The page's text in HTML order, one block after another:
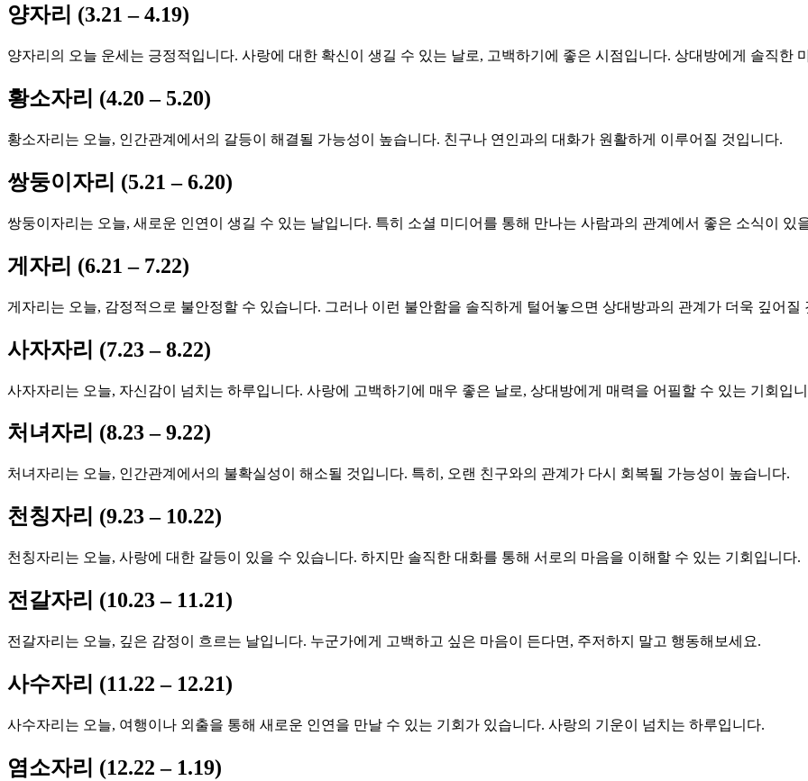
양자리 (3.21 – 4.19)
양자리의 오늘 운세는 긍정적입니다. 사랑에 대한 확신이 생길 수 있는 날로, 고백하기에 좋은 시점입니다. 상대방에게 솔직한
황소자리 (4.20 – 5.20)
황소자리는 오늘, 인간관계에서의 갈등이 해결될 가능성이 높습니다. 친구나 연인과의 대화가 원활하게 이루어질 것입니다.
쌍둥이자리 (5.21 – 6.20)
쌍둥이자리는 오늘, 새로운 인연이 생길 수 있는 날입니다. 특히 소셜 미디어를 통해 만나는 사람과의 관계에서 좋은 소식이 있
게자리 (6.21 – 7.22)
게자리는 오늘, 감정적으로 불안정할 수 있습니다. 그러나 이런 불안함을 솔직하게 털어놓으면 상대방과의 관계가 더욱 깊어질
사자자리 (7.23 – 8.22)
사자자리는 오늘, 자신감이 넘치는 하루입니다. 사랑에 고백하기에 매우 좋은 날로, 상대방에게 매력을 어필할 수 있는 기회입
처녀자리 (8.23 – 9.22)
처녀자리는 오늘, 인간관계에서의 불확실성이 해소될 것입니다. 특히, 오랜 친구와의 관계가 다시 회복될 가능성이 높습니다.
천칭자리 (9.23 – 10.22)
천칭자리는 오늘, 사랑에 대한 갈등이 있을 수 있습니다. 하지만 솔직한 대화를 통해 서로의 마음을 이해할 수 있는 기회입니다.
전갈자리 (10.23 – 11.21)
전갈자리는 오늘, 깊은 감정이 흐르는 날입니다. 누군가에게 고백하고 싶은 마음이 든다면, 주저하지 말고 행동해보세요.
사수자리 (11.22 – 12.21)
사수자리는 오늘, 여행이나 외출을 통해 새로운 인연을 만날 수 있는 기회가 있습니다. 사랑의 기운이 넘치는 하루입니다.
염소자리 (12.22 – 1.19)